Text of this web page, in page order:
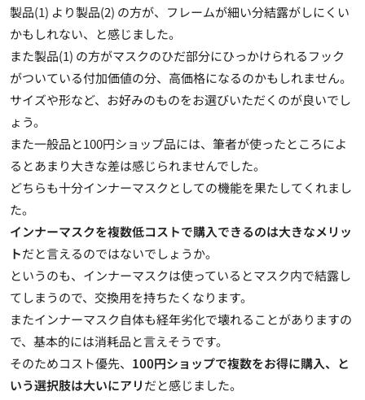
製品(1) より製品(2) の方が、フレームが細い分結露がしにくい
かもしれない、と感じました。
また製品(1) の方がマスクのひだ部分にひっかけられるフック
がついている付加価値の分、高価格になるのかもしれません。
サイズや形など、お好みのものをお選びいただくのが良いでし
ょう。
また一般品と100円ショップ品には、筆者が使ったところによ
るとあまり大きな差は感じられませんでした。
どちらも十分インナーマスクとしての機能を果たしてくれまし
た。
インナーマスクを複数低コストで購入できるのは大きなメリッ
トだと言えるのではないでしょうか。
というのも、インナーマスクは使っているとマスク内で結露し
てしまうので、交換用を持ちたくなります。
またインナーマスク自体も経年劣化で壊れることがありますの
で、基本的には消耗品と言えそうです。
そのためコスト優先、 100円ショップで複数をお得に購入、と
いう選択肢は大いにアリだと感じました。